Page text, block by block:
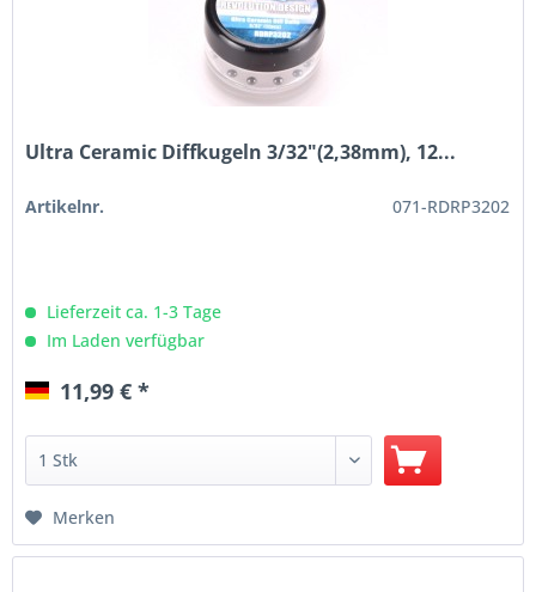
Ultra Ceramic Diffkugeln 3/32"(2,38mm), 12...
Artikelnr. 071-RDRP3202
Lieferzeit ca. 1-3 Tage
Im Laden verfügbar
11,99 € *
Merken